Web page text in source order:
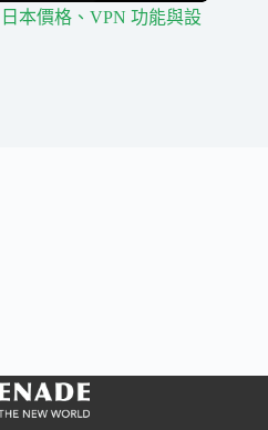
本價格、VPN 功能與設